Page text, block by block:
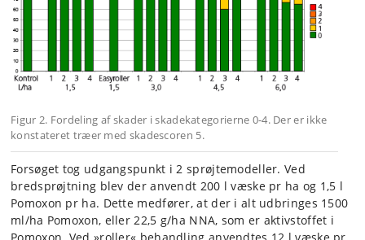
Figur 2. Fordeling af skader i skadekategorierne 0-4. Der er ikke
konstateret træer med skadescoren 5.
Forsøget tog udgangspunkt i 2 sprøjtemodeller. Ved
bredsprøjtning blev der anvendt 200 l væske pr ha og 1,5 l
Pomoxon pr ha. Dette medfører, at der i alt udbringes 1500
ml/ha Pomoxon, eller 22,5 g/ha NNA, som er aktivstoffet i